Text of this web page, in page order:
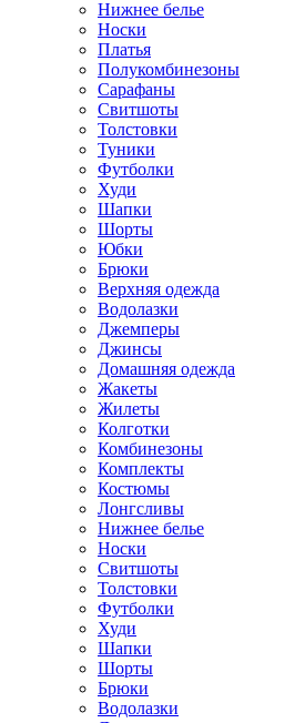
Нижнее белье
Носки
Платья
Полукомбинезоны
Сарафаны
Свитшоты
Толстовки
Туники
Футболки
Худи
Шапки
Шорты
Юбки
Брюки
Верхняя одежда
Водолазки
Джемперы
Джинсы
Домашняя одежда
Жакеты
Жилеты
Колготки
Комбинезоны
Комплекты
Костюмы
Лонгсливы
Нижнее белье
Носки
Свитшоты
Толстовки
Футболки
Худи
Шапки
Шорты
Брюки
Водолазки